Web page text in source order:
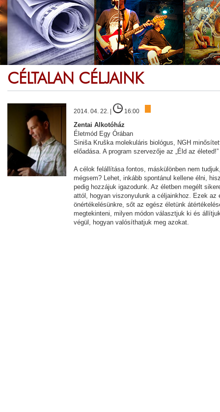
CÉLTALAN CÉLJAINK
2014. 04. 22. | 16:00
Zentai Alkotóház
Életmód Egy Órában
Siniša Kruška molekuláris biológus, NGH
előadása. A program szervezője az „Éld az
A célok felállítása fontos, máskülönben nem
mégsem? Lehet, inkább spontánul kellene élni,
pedig hozzájuk igazodunk. Az életben megélt
attól, hogyan viszonyulunk a céljainkhoz. Ezek
önértékelésünkre, sőt az egész életünk
megtekinteni, milyen módon választjuk ki és
végül, hogyan valósíthatjuk meg azokat.